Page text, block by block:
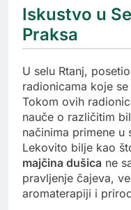
Iskustvo u
Praksa
U selu Rtanj,
radionicama koje
Tokom ovih
nauče o različitim
načinima primene u
Lekovito bilje kao
majčina dušica ne
pravljenje čajeva,
aromaterapiji i